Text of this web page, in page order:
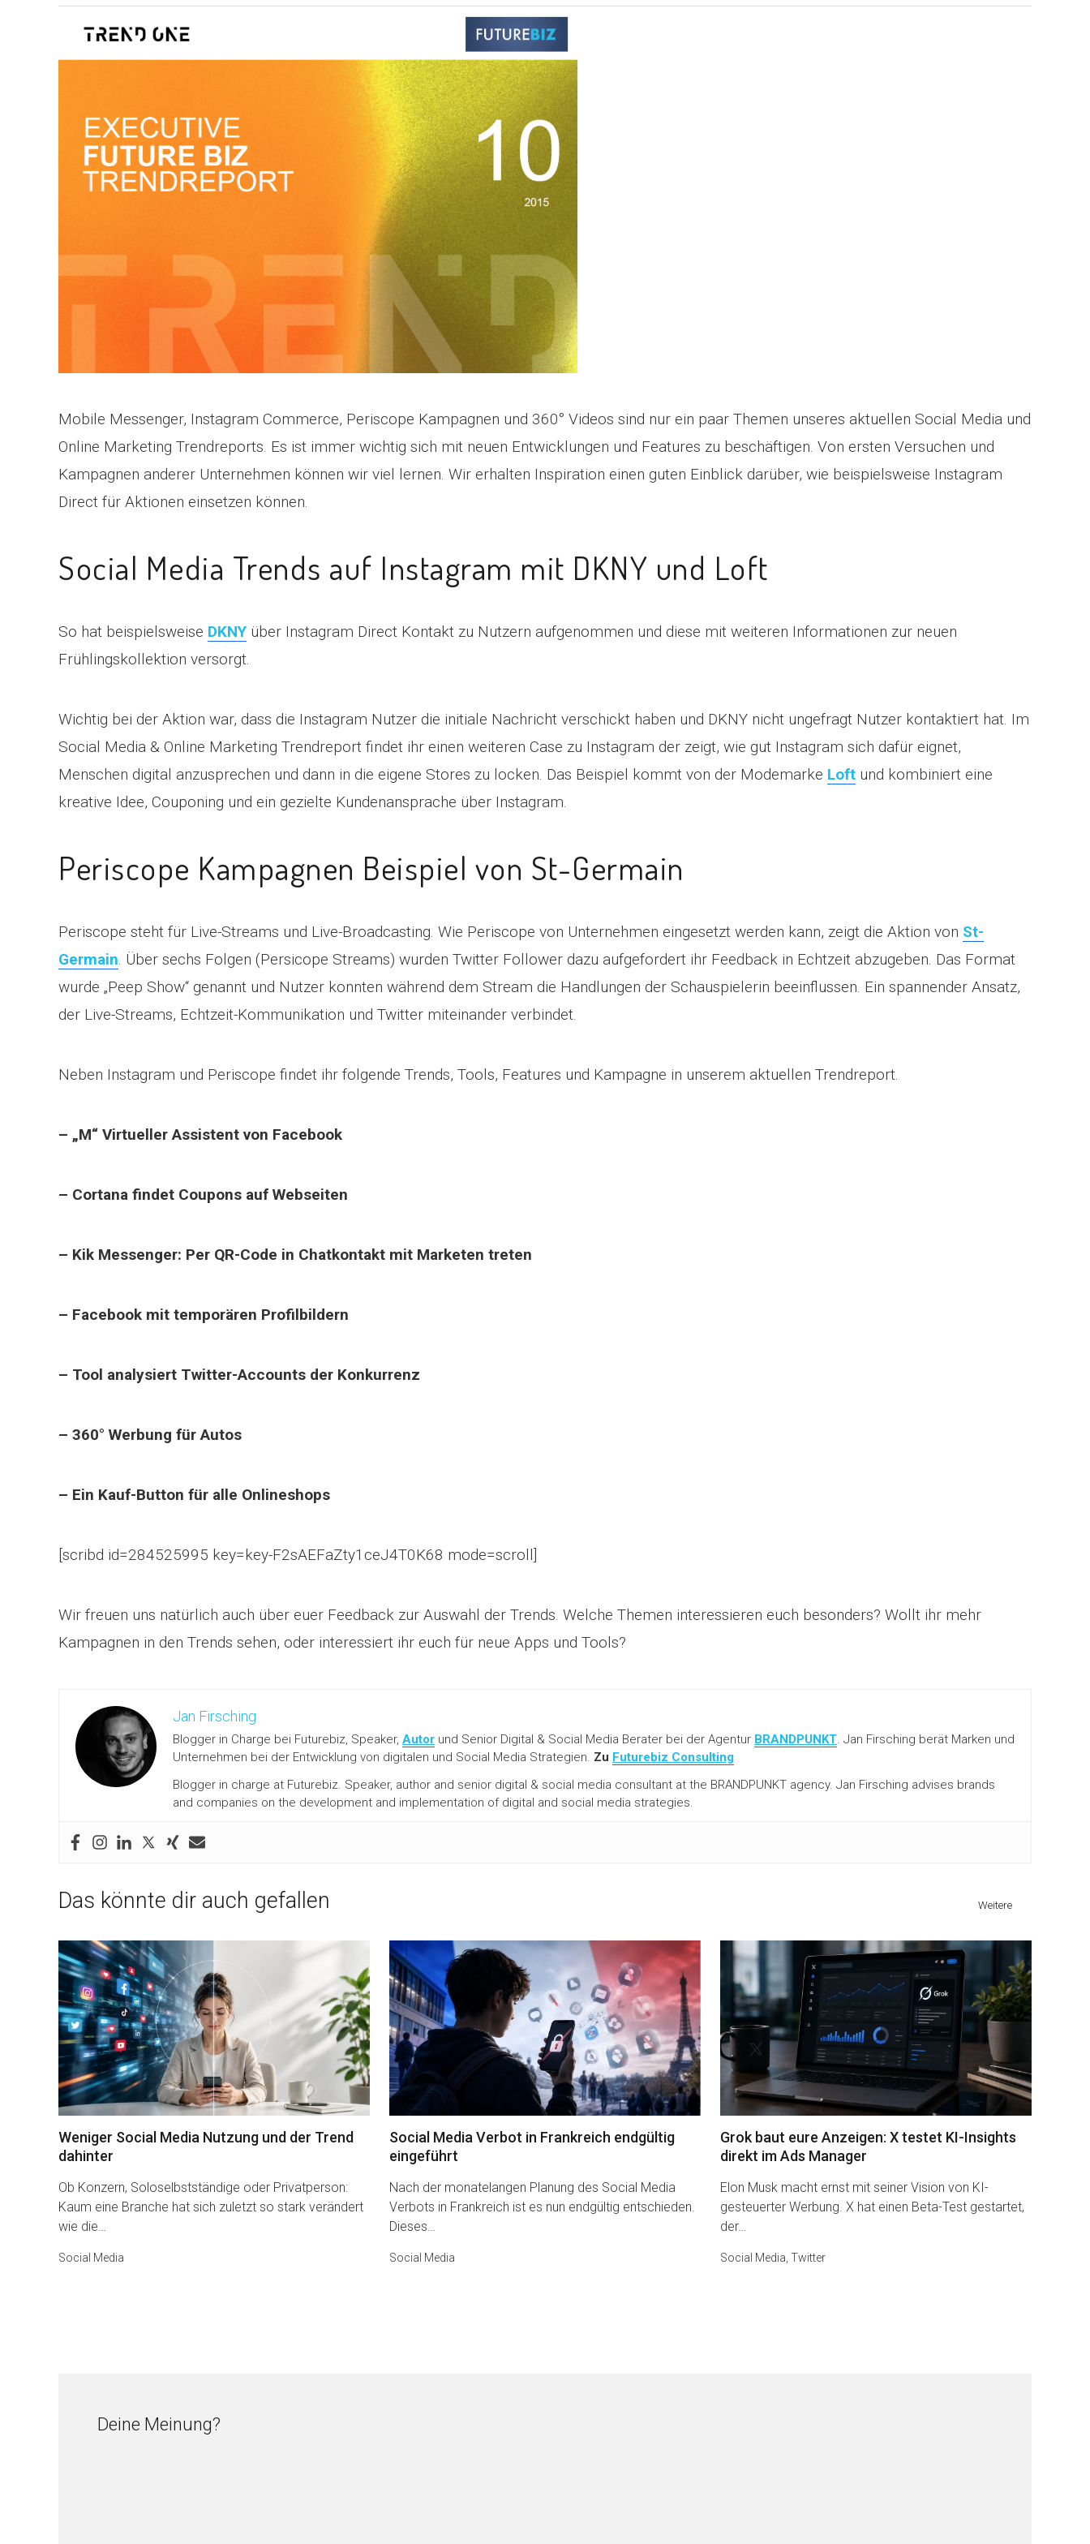
Mobile Messenger, Instagram Commerce, Periscope Kampagnen und 360° Videos sind nur ein paar Themen unseres aktuellen Social Media und
Online Marketing Trendreports. Es ist immer wichtig sich mit neuen Entwicklungen und Features zu beschäftigen. Von ersten Versuchen und
Kampagnen anderer Unternehmen können wir viel lernen. Wir erhalten Inspiration einen guten Einblick darüber, wie beispielsweise Instagram
Direct für Aktionen einsetzen können.
Social Media Trends auf Instagram mit DKNY und Loft
So hat beispielsweise DKNY über Instagram Direct Kontakt zu Nutzern aufgenommen und diese mit weiteren Informationen zur neuen
Frühlingskollektion versorgt.
Wichtig bei der Aktion war, dass die Instagram Nutzer die initiale Nachricht verschickt haben und DKNY nicht ungefragt Nutzer kontaktiert hat. Im
Social Media & Online Marketing Trendreport findet ihr einen weiteren Case zu Instagram der zeigt, wie gut Instagram sich dafür eignet,
Menschen digital anzusprechen und dann in die eigene Stores zu locken. Das Beispiel kommt von der Modemarke Loft und kombiniert eine
kreative Idee, Couponing und ein gezielte Kundenansprache über Instagram.
Periscope Kampagnen Beispiel von St-Germain
Periscope steht für Live-Streams und Live-Broadcasting. Wie Periscope von Unternehmen eingesetzt werden kann, zeigt die Aktion von St-
Germain. Über sechs Folgen (Persicope Streams) wurden Twitter Follower dazu aufgefordert ihr Feedback in Echtzeit abzugeben. Das Format
wurde „Peep Show“ genannt und Nutzer konnten während dem Stream die Handlungen der Schauspielerin beeinflussen. Ein spannender Ansatz,
der Live-Streams, Echtzeit-Kommunikation und Twitter miteinander verbindet.
Neben Instagram und Periscope findet ihr folgende Trends, Tools, Features und Kampagne in unserem aktuellen Trendreport.
– „M“ Virtueller Assistent von Facebook
– Cortana findet Coupons auf Webseiten
– Kik Messenger: Per QR-Code in Chatkontakt mit Marketen treten
– Facebook mit temporären Profilbildern
– Tool analysiert Twitter-Accounts der Konkurrenz
– 360° Werbung für Autos
– Ein Kauf-Button für alle Onlineshops
[scribd id=284525995 key=key-F2sAEFaZty1ceJ4T0K68 mode=scroll]
Wir freuen uns natürlich auch über euer Feedback zur Auswahl der Trends. Welche Themen interessieren euch besonders? Wollt ihr mehr
Kampagnen in den Trends sehen, oder interessiert ihr euch für neue Apps und Tools?
Jan Firsching
Blogger in Charge bei Futurebiz, Speaker, Autor und Senior Digital & Social Media Berater bei der Agentur BRANDPUNKT. Jan Firsching berät Marken und
Unternehmen bei der Entwicklung von digitalen und Social Media Strategien. Zu Futurebiz Consulting
Blogger in charge at Futurebiz. Speaker, author and senior digital & social media consultant at the BRANDPUNKT agency. Jan Firsching advises brands
and companies on the development and implementation of digital and social media strategies.
Das könnte dir auch gefallen Weitere
Weniger Social Media Nutzung und der Trend
dahinter
Ob Konzern, Soloselbstständige oder Privatperson:
Kaum eine Branche hat sich zuletzt so stark verändert
wie die…
Social Media
Social Media Verbot in Frankreich endgültig
eingeführt
Nach der monatelangen Planung des Social Media
Verbots in Frankreich ist es nun endgültig entschieden.
Dieses…
Social Media
Grok baut eure Anzeigen: X testet KI-Insights
direkt im Ads Manager
Elon Musk macht ernst mit seiner Vision von KI-
gesteuerter Werbung. X hat einen Beta-Test gestartet,
der…
Social Media Twitter
Deine Meinung?